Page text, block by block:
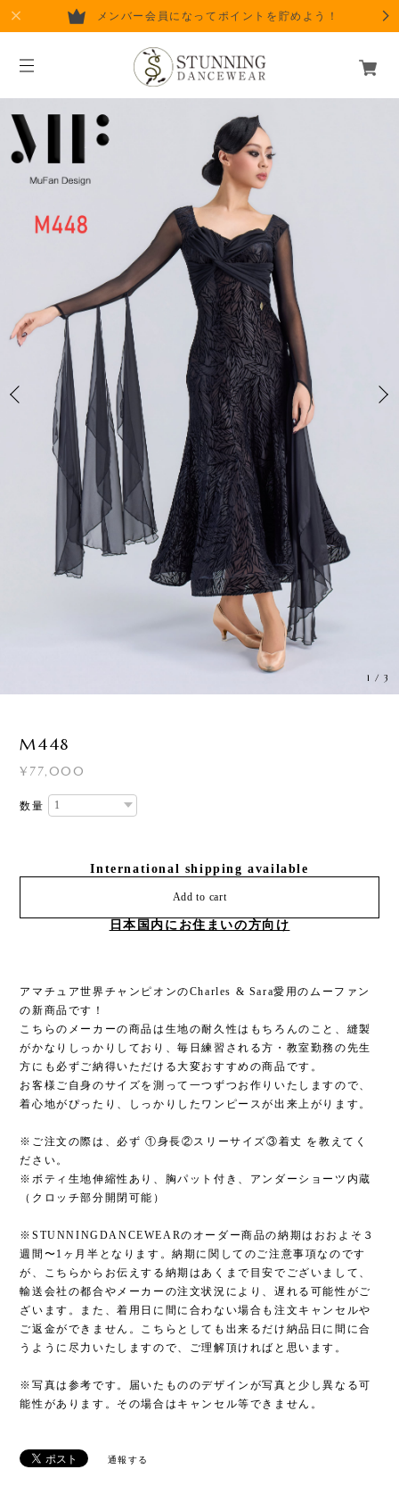
メンバー会員になってポイントを貯めよう！
1 /3
M448
¥77,000
数量
International shipping available
Add to cart
日本国内にお住まいの方向け
アマチュア世界チャンピオンのCharles & Sara愛用のムーファン
の新商品です！
こちらのメーカーの商品は生地の耐久性はもちろんのこと、縫製
がかなりしっかりしており、毎日練習される方・教室勤務の先生
方にも必ずご納得いただける大変おすすめの商品です。
お客様ご自身のサイズを測って一つずつお作りいたしますので、
着心地がぴったり、しっかりしたワンピースが出来上がります。
※ご注文の際は、必ず ①身長②スリーサイズ③着丈 を教えてく
ださい。
※ボティ生地伸縮性あり、胸パット付き、アンダーショーツ内蔵
（クロッチ部分開閉可能）
※STUNNINGDANCEWEARのオーダー商品の納期はおおよそ３
週間〜1ヶ月半となります。納期に関してのご注意事項なのです
が、こちらからお伝えする納期はあくまで目安でございまして、
輸送会社の都合やメーカーの注文状況により、遅れる可能性がご
ざいます。また、着用日に間に合わない場合も注文キャンセルや
ご返金ができません。こちらとしても出来るだけ納品日に間に合
うように尽力いたしますので、ご理解頂ければと思います。
※写真は参考です。届いたもののデザインが写真と少し異なる可
能性があります。その場合はキャンセル等できません。
通報する